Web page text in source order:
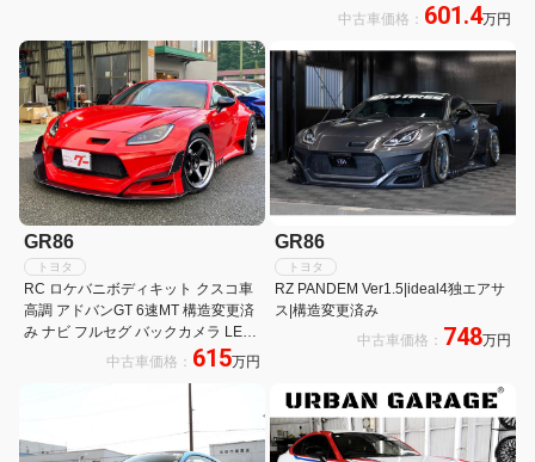
AD09 ALPINE 9型ナビ RECARO2脚
中古車価格： 601.4万円
GR86
トヨタ
RC ロケバニボディキット クスコ車
高調 アドバンGT 6速MT 構造変更済
み ナビ フルセグ バックカメラ LED
中古車価格： 615万円
GR86
トヨタ
RZ PANDEM Ver1.5|ideal4独エアサ
ス|構造変更済み
中古車価格： 748万円